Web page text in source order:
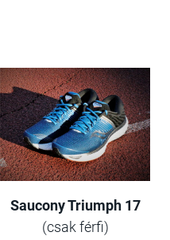
Saucony Triumph 17
(csak férfi)